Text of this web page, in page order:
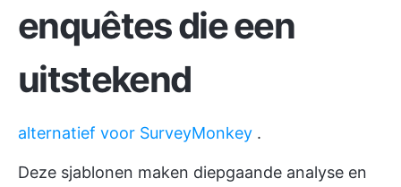
enquêtes die een
uitstekend
alternatief voor SurveyMonkey .
Deze sjablonen maken diepgaande analyse en